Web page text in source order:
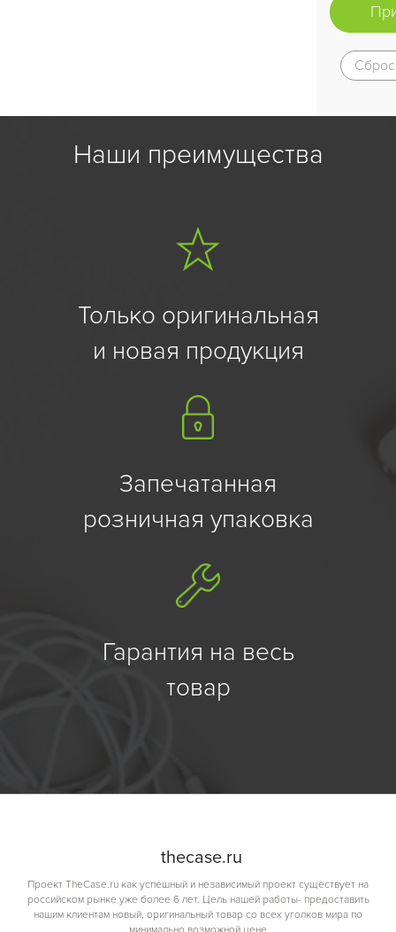
Наши преимущества
Только оригинальная
и новая продукция
Запечатанная
розничная упаковка
Гарантия на весь
товар
thecase.ru
Проект TheCase.ru как успешный и независимый проект существует на
российском рынке уже более 6 лет. Цель нашей работы- предоставить
нашим клиентам новый, оригинальный товар со всех уголков мира по